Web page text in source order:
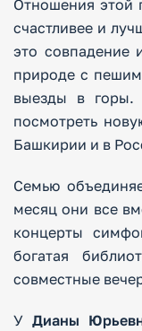
Отношения этой
счастливее и
это совпадение
природе с
выезды в горы.
посмотреть
Башкирии и в
Семью
месяц они все
концерты
богатая
совместные
УДианы